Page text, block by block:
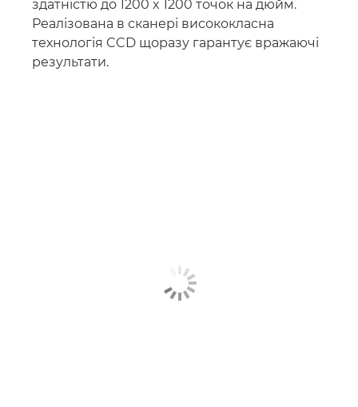
здатністю до 1200 x 1200 точок на дюйм.
Реалізована в сканері висококласна
технологія CCD щоразу гарантує вражаючі
результати.